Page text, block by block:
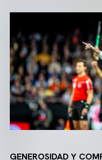
GENEROSIDAD Y